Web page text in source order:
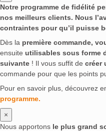
Notre programme de fidélité
nos meilleurs clients. Nous
contraintes pour qu’il puisse
Dès la première commande,
ensuite utilisables sous forme
suivante ! Il vous suffit de créer
commande pour que les points
Pour en savoir plus, découvrez
programme.
×
Nous apportons le plus grand